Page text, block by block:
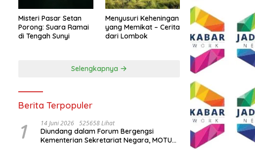
Misteri Pasar Setan
Porong: Suara Ramai
di Tengah Sunyi
Menyusuri Keheningan
yang Memikat – Cerita
dari Lombok
Selengkapnya
Berita Terpopuler
1 14 Juni 2026 525658 Lihat
Diundang dalam Forum Bergengsi
Kementerian Sekretariat Negara, MOTU